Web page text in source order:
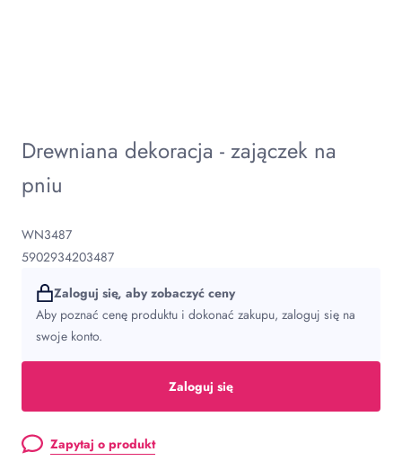
Drewniana dekoracja - zajączek na
pniu
WN3487
5902934203487
Zaloguj się, aby zobaczyć ceny
Aby poznać cenę produktu i dokonać zakupu, zaloguj się na
swoje konto.
Zaloguj się
Zapytaj o produkt